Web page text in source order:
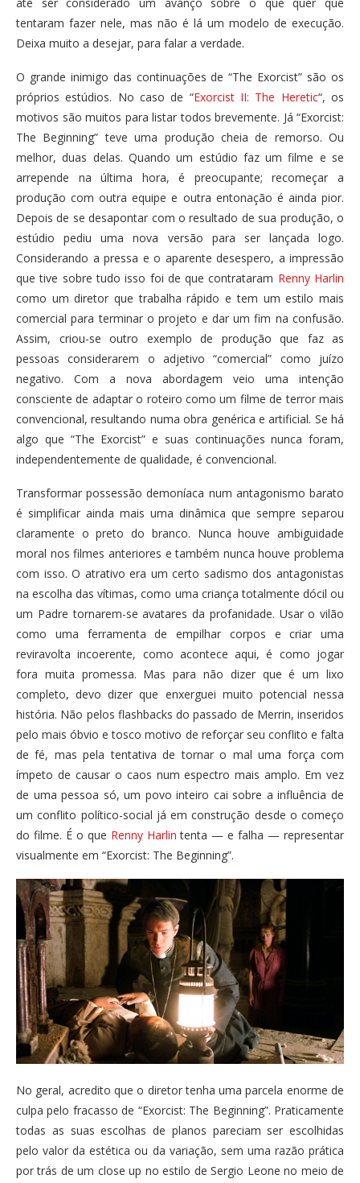
até ser considerado um avanço sobre o que quer que
tentaram fazer nele, mas não é lá um modelo de execução.
Deixa muito a desejar, para falar a verdade.
O grande inimigo das continuações de “The Exorcist” são os
próprios estúdios. No caso de “Exorcist II: The Heretic“, os
motivos são muitos para listar todos brevemente. Já “Exorcist:
The Beginning” teve uma produção cheia de remorso. Ou
melhor, duas delas. Quando um estúdio faz um filme e se
arrepende na última hora, é preocupante; recomeçar a
produção com outra equipe e outra entonação é ainda pior.
Depois de se desapontar com o resultado de sua produção, o
estúdio pediu uma nova versão para ser lançada logo.
Considerando a pressa e o aparente desespero, a impressão
que tive sobre tudo isso foi de que contrataram Renny Harlin
como um diretor que trabalha rápido e tem um estilo mais
comercial para terminar o projeto e dar um fim na confusão.
Assim, criou-se outro exemplo de produção que faz as
pessoas considerarem o adjetivo “comercial” como juízo
negativo. Com a nova abordagem veio uma intenção
consciente de adaptar o roteiro como um filme de terror mais
convencional, resultando numa obra genérica e artificial. Se há
algo que “The Exorcist” e suas continuações nunca foram,
independentemente de qualidade, é convencional.
Transformar possessão demoníaca num antagonismo barato
é simplificar ainda mais uma dinâmica que sempre separou
claramente o preto do branco. Nunca houve ambiguidade
moral nos filmes anteriores e também nunca houve problema
com isso. O atrativo era um certo sadismo dos antagonistas
na escolha das vítimas, como uma criança totalmente dócil ou
um Padre tornarem-se avatares da profanidade. Usar o vilão
como uma ferramenta de empilhar corpos e criar uma
reviravolta incoerente, como acontece aqui, é como jogar
fora muita promessa. Mas para não dizer que é um lixo
completo, devo dizer que enxerguei muito potencial nessa
história. Não pelos flashbacks do passado de Merrin, inseridos
pelo mais óbvio e tosco motivo de reforçar seu conflito e falta
de fé, mas pela tentativa de tornar o mal uma força com
ímpeto de causar o caos num espectro mais amplo. Em vez
de uma pessoa só, um povo inteiro cai sobre a influência de
um conflito político-social já em construção desde o começo
do filme. É o que Renny Harlin tenta — e falha — representar
visualmente em “Exorcist: The Beginning”.
No geral, acredito que o diretor tenha uma parcela enorme de
culpa pelo fracasso de “Exorcist: The Beginning”. Praticamente
todas as suas escolhas de planos pareciam ser escolhidas
pelo valor da estética ou da variação, sem uma razão prática
por trás de um close up no estilo de Sergio Leone no meio de